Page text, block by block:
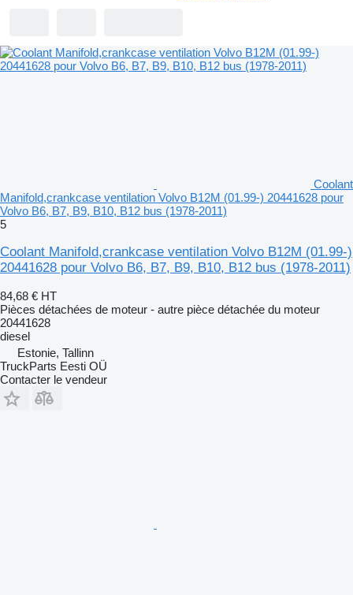
Coolant
Manifold,crankcase ventilation Volvo B12M (01.99-) 20441628 pour
Volvo B6, B7, B9, B10, B12 bus (1978-2011)
5
Coolant Manifold,crankcase ventilation Volvo B12M (01.99-)
20441628 pour Volvo B6, B7, B9, B10, B12 bus (1978-2011)
84,68 € HT
Pièces détachées de moteur - autre pièce détachée du moteur
20441628
diesel
Estonie, Tallinn
TruckParts Eesti OÜ
Contacter le vendeur